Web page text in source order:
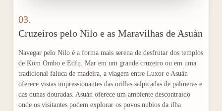
03.
Cruzeiros pelo Nilo e as Maravilhas de Asuán
Navegar pelo Nilo é a forma mais serena de desfrutar dos templos
de Kom Ombo e Edfu. Mar em um grande cruzeiro ou em uma
tradicional faluca de madeira, a viagem entre Luxor e Asuán
oferece vistas impressionantes das orillas salpicadas de palmeras e
das dunas douradas. Asuán oferece um ambiente descontraído
onde os visitantes podem explorar os povos nubios da ilha